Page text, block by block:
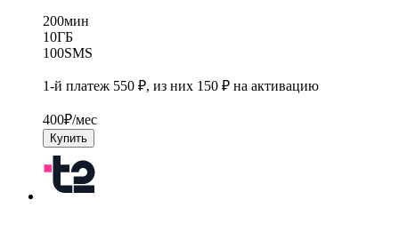
200мин
10ГБ
100SMS
1-й платеж 550 ₽, из них 150 ₽ на активацию
400₽/мес
Купить